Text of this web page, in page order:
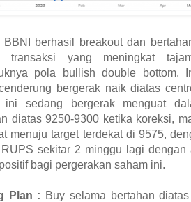
BBNI berhasil breakout dan
transaksi yang meningkat
pola bullish double bottom.
bergerak naik diatas
ini sedang bergerak menguat
diatas 9250-9300 ketika koreksi,
menuju target terdekat di 9575,
sekitar 2 minggu lagi dengan
bagi pergerakan saham ini.
Plan : Buy selama bertahan